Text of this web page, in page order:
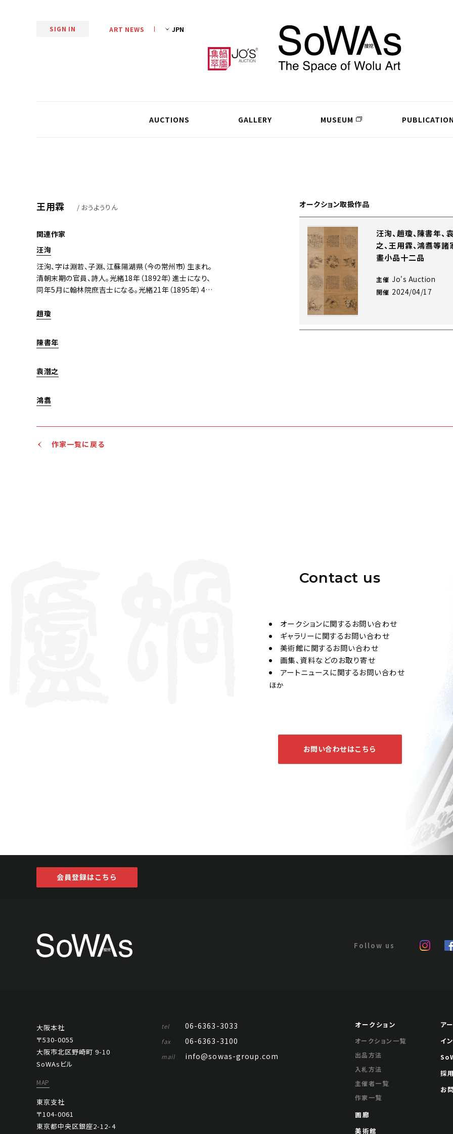
SIGN IN ART NEWS
AUCTIONS GALLERY MUSEUM
王用霖 / おうようりん
関連作家
汪洵
汪洵、字は淵若、子淵、江蘇陽湖県（今の常州市）生まれ。
清朝末期の官員、詩人。光緒18年（1892年）進士になり、
同年5月に翰林院庶吉士になる。光緒21年（1895年）4月、
匯』に彼の詩が収められている。
趙瓊
陳書年
袁潛之
鴻翥
オークション取扱作品
汪洵、趙瓊、陳書年、
之、王用霖、鴻翥等
畫小品十二品
主催 Jo's Auction
開催 2024/04/17
作家一覧に戻る
Contact us
オークションに関するお問い合わせ
ギャラリーに関するお問い合わせ
美術館に関するお問い合わせ
画集、資料などのお取り寄せ
アートニュースに関するお問い合わせ
ほか
お問い合わせはこちら
会員登録はこちら
大阪本社
〒530-0055
大阪市北区野崎町 9-10
SoWAsビル
MAP
東京支社
〒104-0061
東京都中央区銀座2-12-4
tel 06-6363-3033
fax 06-6363-3100
mail info@sowas-group.com
オークション
オークション一覧
出品方法
入札方法
主催者一覧
作家一覧
画廊
美術館
ア
イ
採
お